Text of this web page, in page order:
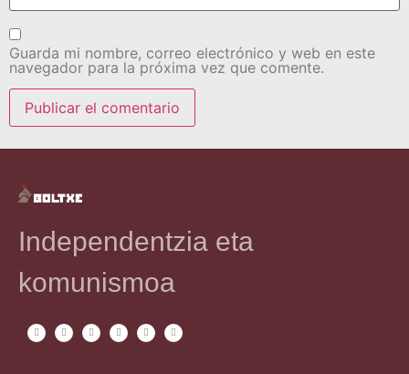
Guarda mi nombre, correo electrónico y web en este
navegador para la próxima vez que comente.
Independentzia eta
komunismoa